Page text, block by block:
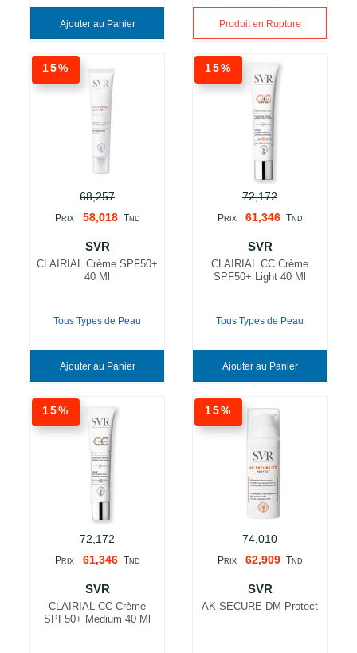
Ajouter au Panier Produit en Rupture
15%
68,257
PRIX 58,018 TND
SVR
CLAIRIAL Crème SPF50+
40 Ml
Tous Types de Peau
Ajouter au Panier
15%
72,172
PRIX 61,346 TND
SVR
CLAIRIAL CC Crème
SPF50+ Light 40 Ml
Tous Types de Peau
Ajouter au Panier
15%
72,172
PRIX 61,346 TND
SVR
CLAIRIAL CC Crème
SPF50+ Medium 40 Ml
15%
74,010
PRIX 62,909 TND
SVR
AK SECURE DM Protect